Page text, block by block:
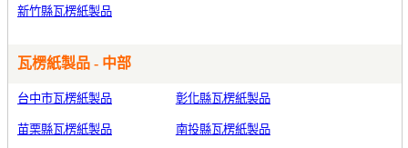
新竹縣瓦楞紙製品
瓦楞紙製品 - 中部
台中市瓦楞紙製品 彰化縣瓦楞紙製品
苗栗縣瓦楞紙製品 南投縣瓦楞紙製品